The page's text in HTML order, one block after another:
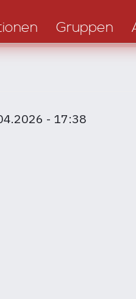
Gruppen
- 17:38